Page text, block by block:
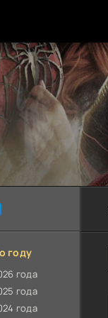
году
года
года
года